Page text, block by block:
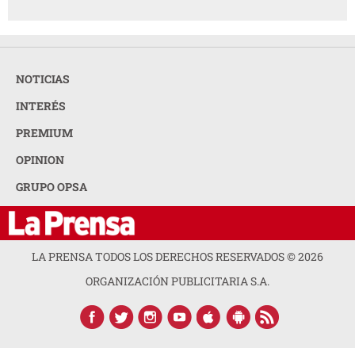
NOTICIAS
INTERÉS
PREMIUM
OPINION
GRUPO OPSA
LA PRENSA TODOS LOS DERECHOS RESERVADOS ©2026
ORGANIZACIÓN PUBLICITARIA S.A.